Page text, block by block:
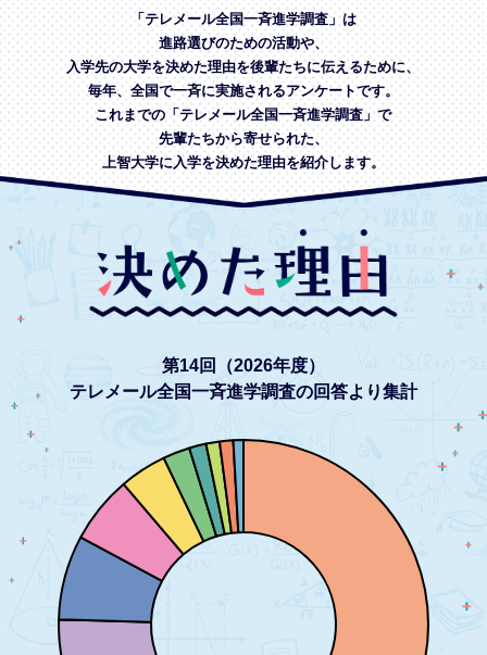
「テレメール全国一斉進学調査」は
進路選びのための活動や、
入学先の大学を決めた理由を後輩たちに伝えるために、
毎年、全国で一斉に実施されるアンケートです。
これまでの「テレメール全国一斉進学調査」で
先輩たちから寄せられた、
上智大学に入学を決めた理由を紹介します。
第14回（2026年度）
テレメール全国一斉進学調査の回答より集計